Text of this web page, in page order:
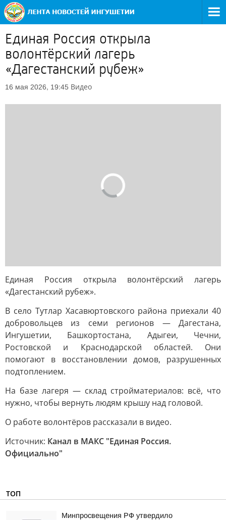
Единая Россия открыла
волонтёрский лагерь
«Дагестанский рубеж»
16 мая 2026, 19:45 Видео
Единая Россия открыла волонтёрский лагерь
«Дагестанский рубеж».
В село Тутлар Хасавюртовского района приехали 40
добровольцев из семи регионов — Дагестана,
Ингушетии, Башкортостана, Адыгеи, Чечни,
Ростовской и Краснодарской областей. Они
помогают в восстановлении домов, разрушенных
подтоплением.
На базе лагеря — склад стройматериалов: всё, что
нужно, чтобы вернуть людям крышу над головой.
О работе волонтёров рассказали в видео.
Источник: Канал в МАКС "Единая Россия.
Официально"
ТОП
Минпросвещения РФ утвердило